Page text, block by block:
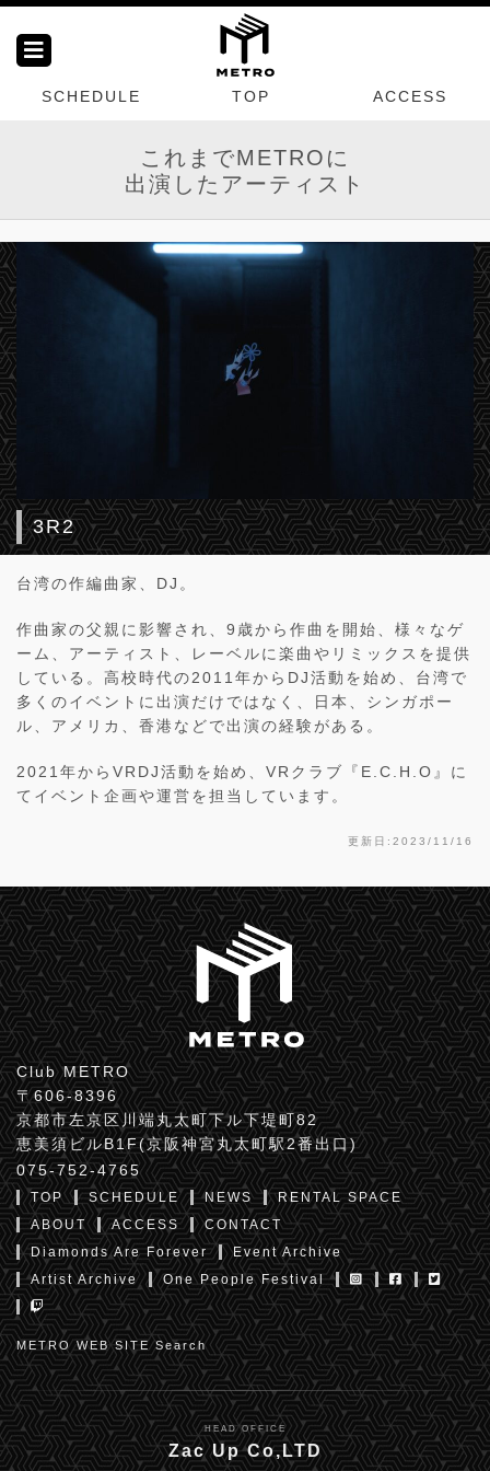
SCHEDULE TOP ACCESS
これまでMETROに
出演したアーティスト
3R2
台湾の作編曲家、DJ。
作曲家の父親に影響され、9歳から作曲を開始、様々なゲ
ーム、アーティスト、レーベルに楽曲やリミックスを提供
している。高校時代の2011年からDJ活動を始め、台湾で
多くのイベントに出演だけではなく、日本、シンガポー
ル、アメリカ、香港などで出演の経験がある。
2021年からVRDJ活動を始め、VRクラブ『E.C.H.O』に
てイベント企画や運営を担当しています。
更新日:2023/11/16
Club METRO
〒606-8396
京都市左京区川端丸太町下ル下堤町82
恵美須ビルB1F(京阪神宮丸太町駅2番出口)
075-752-4765
TOP SCHEDULE NEWS
RENTAL SPACE
ABOUT
ACCESS
CONTACT
Diamonds Are Forever
Event Archive
Artist Archive
One People Festival
METRO WEB SITE Search
HEAD OFFICE
Zac Up Co,LTD